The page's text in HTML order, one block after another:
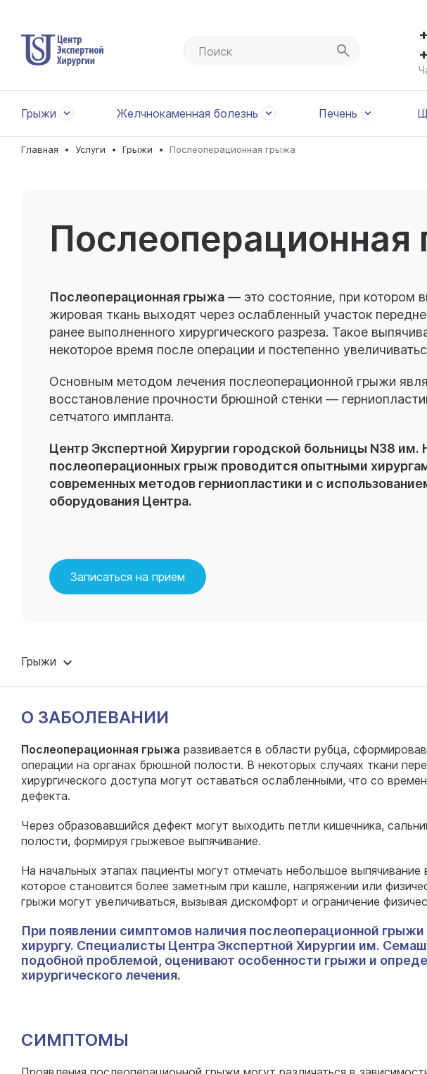
Грыжи Желчнокаменная болезнь Печень
Главная Услуги Грыжи Послеоперационная грыжа
Послеоперационная
Послеоперационная грыжа — это состояние, при котором
жировая ткань выходят через ослабленный участок
ранее выполненного хирургического разреза. Такое
некоторое время после операции и постепенно
Основным методом лечения послеоперационной грыжи
восстановление прочности брюшной стенки —
сетчатого импланта.
Центр Экспертной Хирургии городской больницы N38
послеоперационных грыж проводится опытными
современных методов герниопластики и с
оборудования Центра.
Записаться на прием
Грыжи
О ЗАБОЛЕВАНИИ
Послеоперационная грыжа развивается в области рубца,
операции на органах брюшной полости. В некоторых случаях ткани
хирургического доступа могут оставаться ослабленными, что со
дефекта.
Через образовавшийся дефект могут выходить петли кишечника,
полости, формируя грыжевое выпячивание.
На начальных этапах пациенты могут отмечать небольшое
которое становится более заметным при кашле, напряжении или
грыжи могут увеличиваться, вызывая дискомфорт и ограничение
При появлении симптомов наличия послеоперационной
хирургу. Специалисты Центра Экспертной Хирургии им.
подобной проблемой, оценивают особенности грыжи и
хирургического лечения.
СИМПТОМЫ